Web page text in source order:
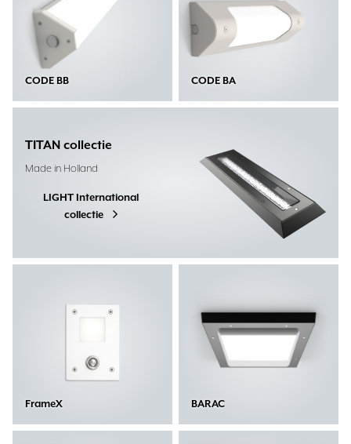
CODE BB CODE BA
TITAN collectie
Made in Holland
LIGHT International
collectie
FrameX BARAC